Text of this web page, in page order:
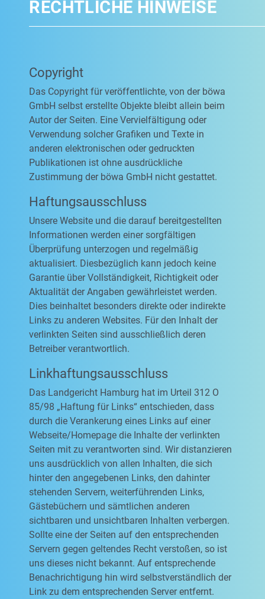
RECHTLICHE HINWEISE
Copyright
Das Copyright für veröffentlichte, von der böwa
GmbH selbst erstellte Objekte bleibt allein beim
Autor der Seiten. Eine Vervielfältigung oder
Verwendung solcher Grafiken und Texte in
anderen elektronischen oder gedruckten
Publikationen ist ohne ausdrückliche
Zustimmung der böwa GmbH nicht gestattet.
Haftungsausschluss
Unsere Website und die darauf bereitgestellten
Informationen werden einer sorgfältigen
Überprüfung unterzogen und regelmäßig
aktualisiert. Diesbezüglich kann jedoch keine
Garantie über Vollständigkeit, Richtigkeit oder
Aktualität der Angaben gewährleistet werden.
Dies beinhaltet besonders direkte oder indirekte
Links zu anderen Websites. Für den Inhalt der
verlinkten Seiten sind ausschließlich deren
Betreiber verantwortlich.
Linkhaftungsausschluss
Das Landgericht Hamburg hat im Urteil 312 O
85/98 „Haftung für Links“ entschieden, dass
durch die Verankerung eines Links auf einer
Webseite/Homepage die Inhalte der verlinkten
Seiten mit zu verantworten sind. Wir distanzieren
uns ausdrücklich von allen Inhalten, die sich
hinter den angegebenen Links, den dahinter
stehenden Servern, weiterführenden Links,
Gästebüchern und sämtlichen anderen
sichtbaren und unsichtbaren Inhalten verbergen.
Sollte eine der Seiten auf den entsprechenden
Servern gegen geltendes Recht verstoßen, so ist
uns dieses nicht bekannt. Auf entsprechende
Benachrichtigung hin wird selbstverständlich der
Link zu dem entsprechenden Server entfernt.